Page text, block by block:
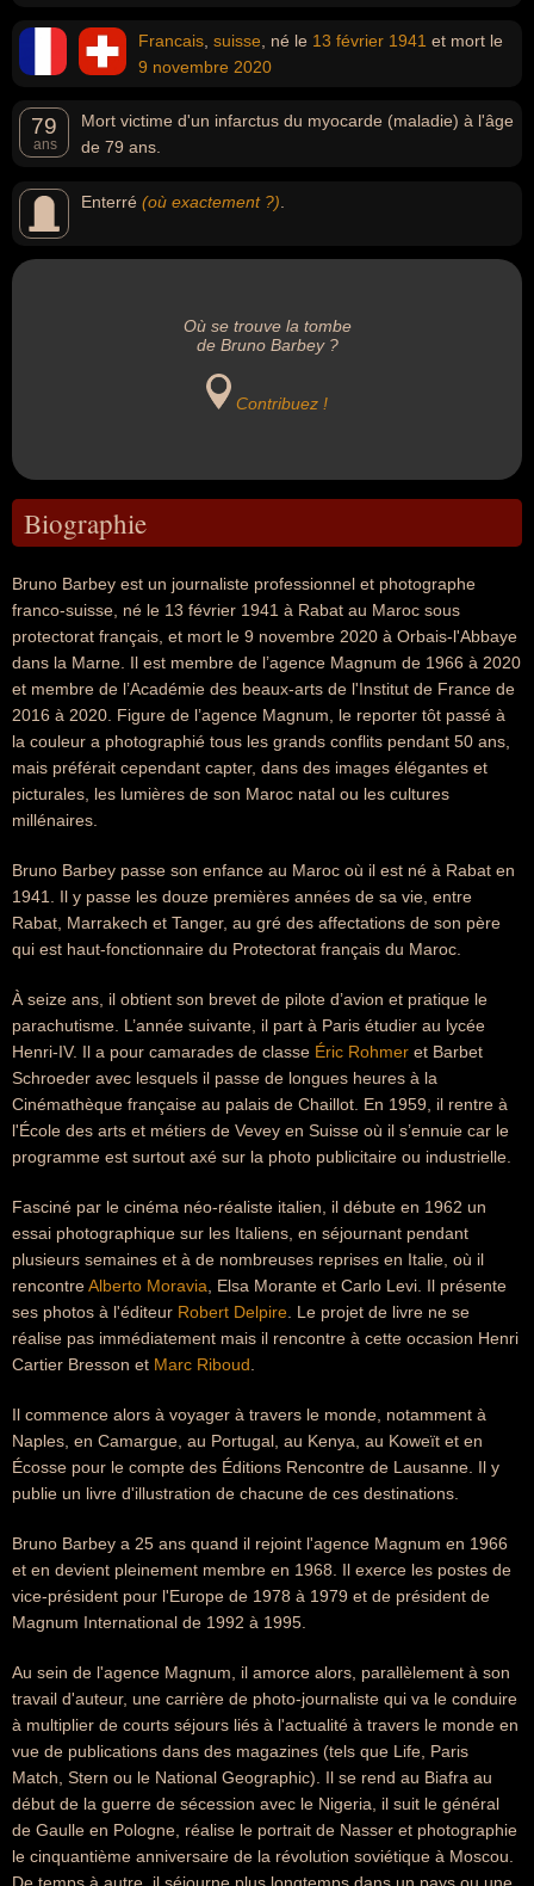
Francais suisse , né le 13 février 1941 et mort le
9 novembre 2020
79
ans
Mort victime d'un infarctus du myocarde (maladie) à l'âge
de 79 ans.
Enterré (où exactement ?)
Où se trouve la tombe
de Bruno Barbey ?
Contribuez !
Biographie
Bruno Barbey est un journaliste professionnel et photographe
franco-suisse, né le 13 février 1941 à Rabat au Maroc sous
protectorat français, et mort le 9 novembre 2020 à Orbais-l'Abbaye
dans la Marne. Il est membre de l’agence Magnum de 1966 à 2020
et membre de l’Académie des beaux-arts de l'Institut de France de
2016 à 2020. Figure de l’agence Magnum, le reporter tôt passé à
la couleur a photographié tous les grands conflits pendant 50 ans,
mais préférait cependant capter, dans des images élégantes et
picturales, les lumières de son Maroc natal ou les cultures
millénaires.
Bruno Barbey passe son enfance au Maroc où il est né à Rabat en
1941. Il y passe les douze premières années de sa vie, entre
Rabat, Marrakech et Tanger, au gré des affectations de son père
qui est haut-fonctionnaire du Protectorat français du Maroc.
À seize ans, il obtient son brevet de pilote d’avion et pratique le
parachutisme. L’année suivante, il part à Paris étudier au lycée
Henri-IV. Il a pour camarades de classe Éric Rohmer et Barbet
Schroeder avec lesquels il passe de longues heures à la
Cinémathèque française au palais de Chaillot. En 1959, il rentre à
l'École des arts et métiers de Vevey en Suisse où il s’ennuie car le
programme est surtout axé sur la photo publicitaire ou industrielle.
Fasciné par le cinéma néo-réaliste italien, il débute en 1962 un
essai photographique sur les Italiens, en séjournant pendant
plusieurs semaines et à de nombreuses reprises en Italie, où il
rencontreAlberto Moravia , Elsa Morante et Carlo Levi. Il présente
ses photos à l'éditeur Robert Delpire . Le projet de livre ne se
réalise pas immédiatement mais il rencontre à cette occasion Henri
Cartier Bresson et Marc Riboud
Il commence alors à voyager à travers le monde, notamment à
Naples, en Camargue, au Portugal, au Kenya, au Koweït et en
Écosse pour le compte des Éditions Rencontre de Lausanne. Il y
publie un livre d'illustration de chacune de ces destinations.
Bruno Barbey a 25 ans quand il rejoint l'agence Magnum en 1966
et en devient pleinement membre en 1968. Il exerce les postes de
vice-président pour l'Europe de 1978 à 1979 et de président de
Magnum International de 1992 à 1995.
Au sein de l'agence Magnum, il amorce alors, parallèlement à son
travail d'auteur, une carrière de photo-journaliste qui va le conduire
à multiplier de courts séjours liés à l'actualité à travers le monde en
vue de publications dans des magazines (tels que Life, Paris
Match, Stern ou le National Geographic). Il se rend au Biafra au
début de la guerre de sécession avec le Nigeria, il suit le général
de Gaulle en Pologne, réalise le portrait de Nasser et photographie
le cinquantième anniversaire de la révolution soviétique à Moscou.